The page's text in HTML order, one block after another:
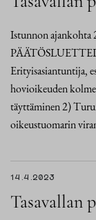
Istunnon ajankohta
Erityisasiantuntija,
hovioikeuden
täyttäminen 2)
oikeustuomarin
14.4.2023
Tasavallan